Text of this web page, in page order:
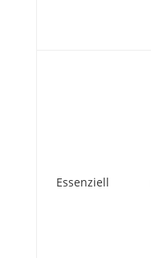
Essenziell